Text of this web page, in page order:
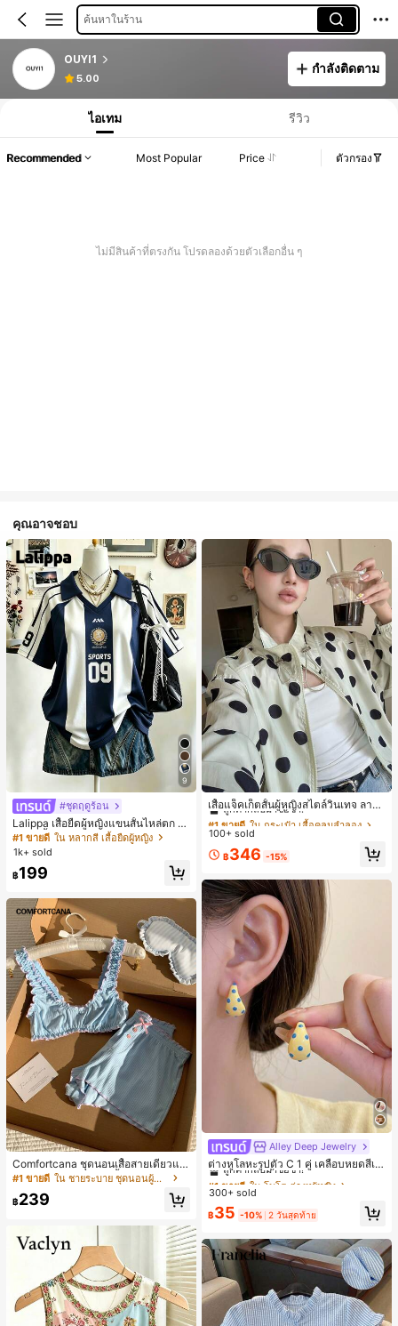
ค้นหาในร้าน
OUYI1
5.00
กำลังติดตาม
ไอเทม รีวิว
Recommended Most Popular Price ตัวกรอง
ไม่มีสินค้าที่ตรงกัน โปรดลองด้วยตัวเลือกอื่น ๆ
คุณอาจชอบ
9
#ชุดฤดูร้อน
Lalippa เสื้อยืดผู้หญิงแขนสั้นไหล่ตก ค
อวีปกเสื้อ ลายพิมพ์ดิจิทัลลายทาง สไตล์
สปอร์ตแฟชั่นมินิมอล ของขวัญสำหรับเ
พื่อน
#1 ขายดี ใน หลากสี เสื้อยืดผู้หญิง
1k+ sold
฿199
Comfortcana ชุดนอนเสื้อสายเดี่ยวแต่
งระบายและกางเกงขาสั้นสำหรับผู้หญิง
#1 ขายดี ใน ชายระบาย ชุดนอนผู้หญิง
฿239
เสื้อแจ็คเก็ตสั้นผู้หญิงสไตล์วินเทจ ลายจุ
ดขนาดใหญ่ คอตั้ง เอวเข้ารูป แขนพอง
ทรงหลวม แฟชั่นอเนกประสงค์ สำหรับใ
#1 ขายดี
ใน กระเป๋า เสื้อคลุมลำลอง
ลูกค้ากลับมาซื้อซ้ำ!
#1 ขายดี ใน กระเป๋า เสื้อคลุมลำลอง
ลูกค้ากลับมาซื้อซ้ำ!
#1 ขายดี ใน กระเป๋า เสื้อคลุมลำลอง
ลูกค้ากลับมาซื้อซ้ำ!
#1 ขายดี ใน กระเป๋า เสื้อคลุมลำลอง
100+ sold
฿346 -15%
Alley Deep Jewelry
ต่างหูโลหะรูปตัว C 1 คู่ เคลือบหยดสีเห
ลือง ลายจุดสีน้ำเงิน สไตล์ยุโรปและอเม
ริกัน แฟชั่นส่วนตัว หวานและสง่างาม
สำหรับผู้หญิงและเด็กหญิง สำหรับการเ
ดินทาง งานแต่งงาน ปาร์ตี้ วันเกิด ของ
#1 ขายดี ใน โบโฮ ต่างหูผู้หญิง
ลูกค้ากลับมาซื้อซ้ำ!
เกือบหมดแล้ว!
#1 ขายดี
ลูกค้ากลับมาซื้อซ้ำ!
เกือบหมดแล้ว!
#1 ขายดี
ลูกค้ากลับมาซื้อซ้ำ!
เกือบหมดแล้ว!
#1 ขายดี ใน โบโฮ ต่างหูผู้หญิง
เกือบหมดแล้ว!
300+ sold
฿35 -10% 2 วันสุดท้าย